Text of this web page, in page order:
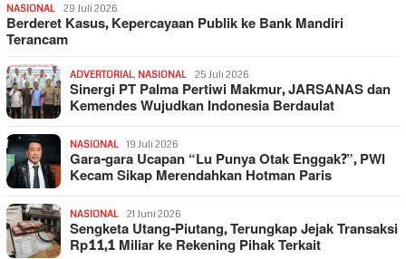
NASIONAL 29 Juli 2026
Berderet Kasus, Kepercayaan Publik ke Bank Mandiri
Terancam
ADVERTORIAL, NASIONAL 25 Juli 2026
Sinergi PT Palma Pertiwi Makmur, JARSANAS dan
Kemendes Wujudkan Indonesia Berdaulat
NASIONAL 19 Juli 2026
Gara-gara Ucapan “Lu Punya Otak Enggak?”, PWI
Kecam Sikap Merendahkan Hotman Paris
NASIONAL 21 Juni 2026
Sengketa Utang-Piutang, Terungkap Jejak Transaksi
Rp11,1 Miliar ke Rekening Pihak Terkait